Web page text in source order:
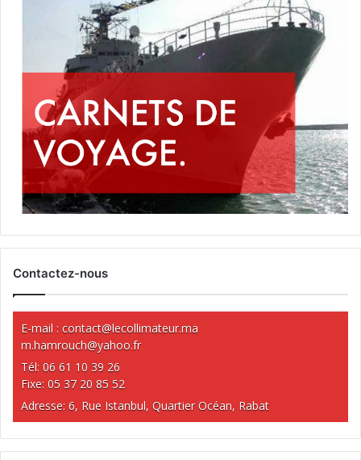
Contactez-nous
E-mail : contact@lecollimateur.ma
m.hamrouch@yahoo.fr
Tél: 06 61 10 39 26
Fixe: 05 37 20 85 52
Adresse: 6, Rue Istanbul, Quartier Océan, Rabat